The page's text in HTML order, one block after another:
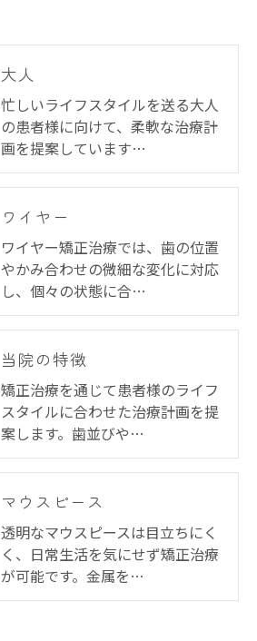
大人
忙しいライフスタイルを送る大人
の患者様に向けて、柔軟な治療計
画を提案しています…
ワイヤー
ワイヤー矯正治療では、歯の位置
やかみ合わせの微細な変化に対応
し、個々の状態に合…
当院の特徴
矯正治療を通じて患者様のライフ
スタイルに合わせた治療計画を提
案します。歯並びや…
マウスピース
透明なマウスピースは目立ちにく
く、日常生活を気にせず矯正治療
が可能です。金属を…